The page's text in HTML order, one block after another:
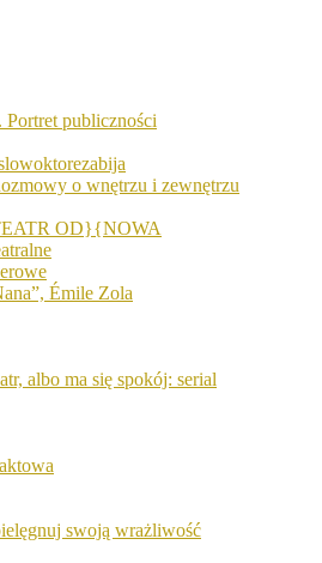
Portret publiczności
o wnętrzu i zewnętrzu
OD}{NOWA
Émile Zola
albo ma się spokój: serial
swoją wrażliwość